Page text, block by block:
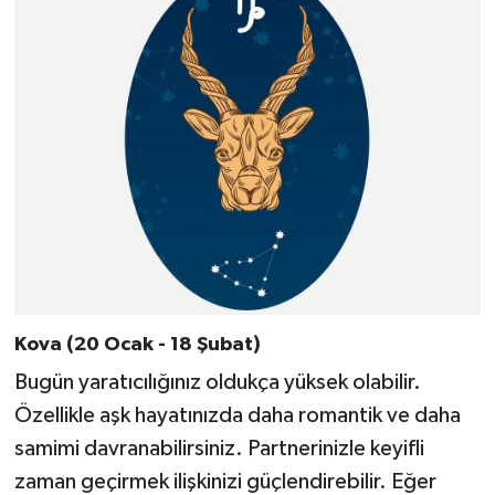
Kova (20 Ocak - 18 Şubat)
Bugün yaratıcılığınız oldukça yüksek olabilir.
Özellikle aşk hayatınızda daha romantik ve daha
samimi davranabilirsiniz. Partnerinizle keyifli
zaman geçirmek ilişkinizi güçlendirebilir. Eğer